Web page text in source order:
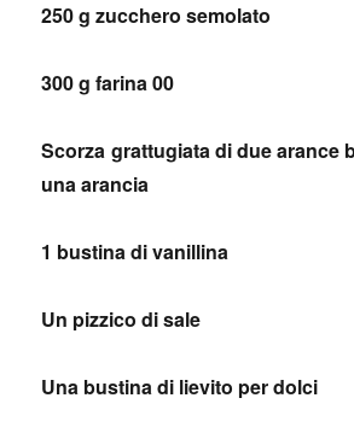
250 g zucchero semolato
300 g farina 00
Scorza grattugiata di due arance
una arancia
1 bustina di vanillina
Un pizzico di sale
Una bustina di lievito per dolci